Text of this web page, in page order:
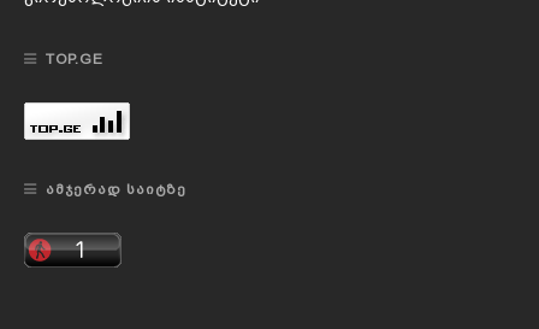
TOP.GE
ᲐᲛᲯᲔᲠᲐᲓ ᲡᲐᲘᲢᲖᲔ